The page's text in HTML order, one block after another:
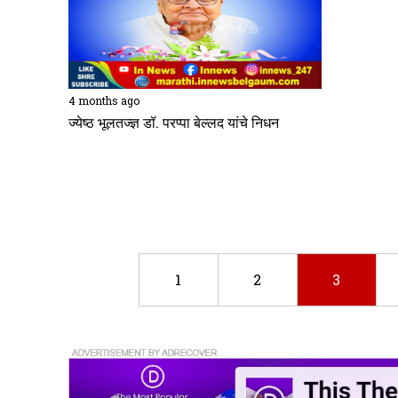
4 months ago
​ज्येष्ठ भूलतज्ज्ञ डॉ. परप्पा बेल्लद यांचे निधन
1 2 3